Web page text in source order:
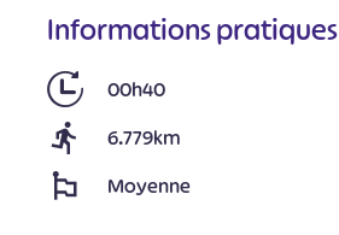
Informations pratiques
00h40
6.779km
Moyenne